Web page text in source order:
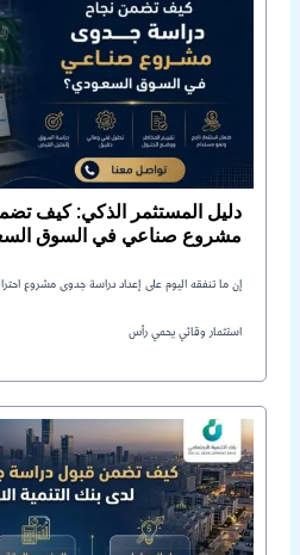
دليل المستثمر الذكي: كيف
مشروع صناعي في السوق
إن ما تنفقه اليوم على إعداد دراسة جدوى مشروع
استثمار وقائي يحمي رأس